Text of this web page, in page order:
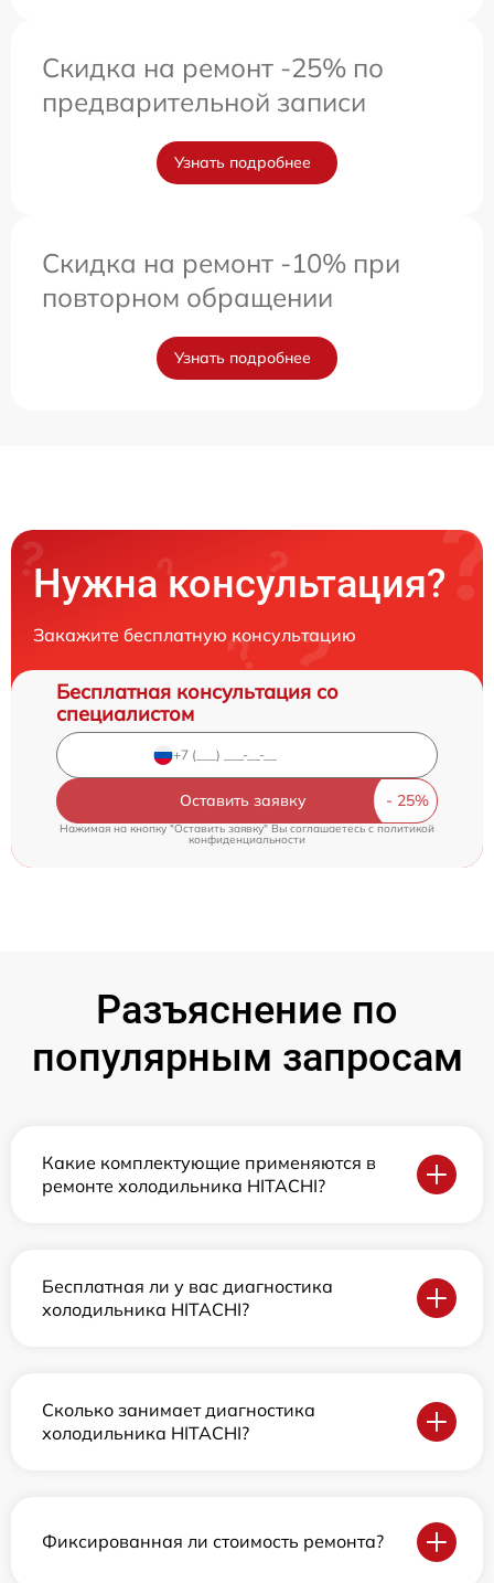
Скидка на ремонт -25% по
предварительной записи
Узнать подробнее
Скидка на ремонт -10% при
повторном обращении
Узнать подробнее
Нужна консультация?
Закажите бесплатную консультацию
Бесплатная консультация со
специалистом
Оставить заявку
Нажимая на кнопку "Оставить заявку" Вы соглашаетесь cполитикой
конфиденциальности
Разъяснение по
популярным запросам
Какие комплектующие применяются в
ремонте холодильника HITACHI?
Бесплатная ли у вас диагностика
холодильника HITACHI?
Сколько занимает диагностика
холодильника HITACHI?
Фиксированная ли стоимость ремонта?